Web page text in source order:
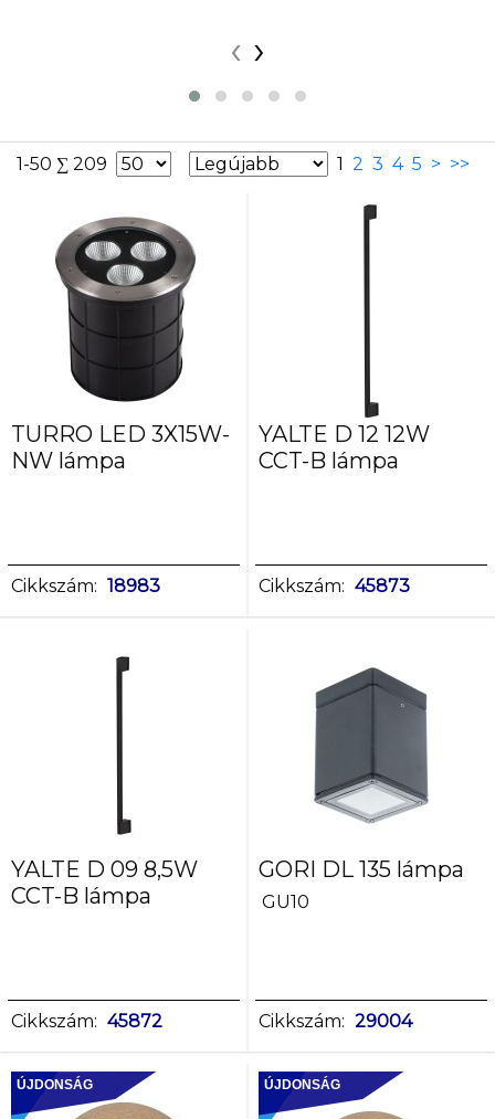
‹ ›
1-50 ∑ 209 1 2 3 4 5 > >>
TURRO LED 3X15W-
NW lámpa
Cikkszám: 18983
YALTE D 12 12W
CCT-B lámpa
Cikkszám: 45873
YALTE D 09 8,5W
CCT-B lámpa
Cikkszám: 45872
GORI DL 135 lámpa
GU10
Cikkszám: 29004
ÚJDONSÁG ÚJDONSÁG